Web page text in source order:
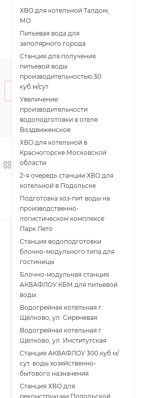
ХВО для котельной Талдом,
МО
Питьевая вода для
заполярного города
Станция для получения
питьевой воды
производительностью 30
куб.м/сут
Увеличение
производительности
водоподготовки в отеле
Воздвиженское
ХВО для котельной в
Красногорске Московской
области
2-я очередь станции ХВО для
котельной в Подольске
Подготовка хоз-пит воды на
производственно-
логистическом комплексе
Парк Лето
Станция водоподготовки
блочно-модульного типа для
гостиницы
Блочно-модульная станция
АКВАФЛОУ КБМ для питьевой
воды
Водогрейная котельная г.
Щёлково, ул. Сиреневая
Водогрейная котельная г.
Щёлково, ул. Институтская
Станция АКВАФЛОУ 300 куб.м/
сут. воды хозяйственно-
бытового назначения
Станция ХВО для
реконструкции Подольской